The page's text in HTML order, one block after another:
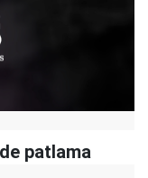
patlama